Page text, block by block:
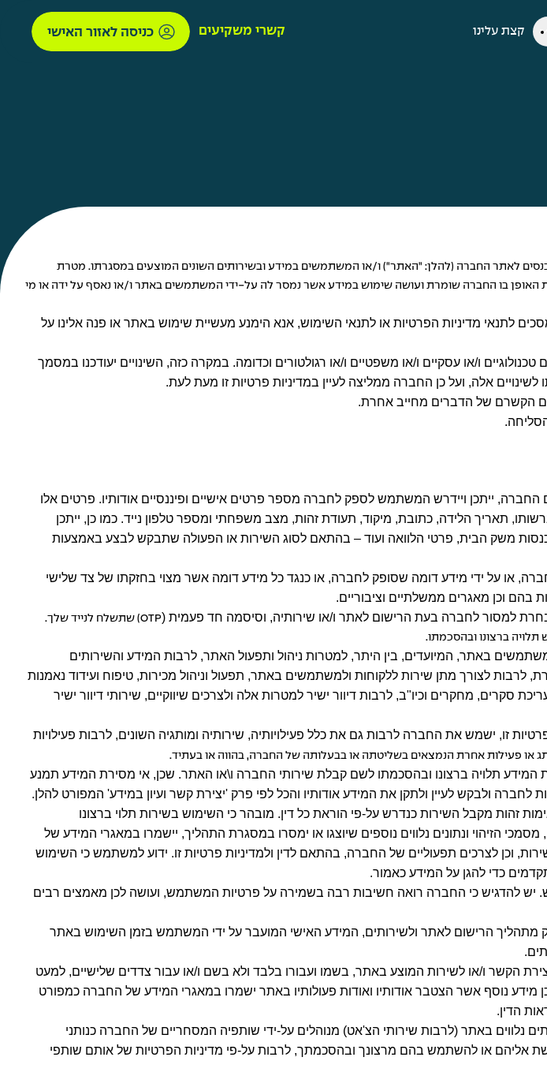
קצת עלינו קשרי משקיעים כניסה לאזור האישי
של המשתמשים הנכנסים לאתר החברה (להלן: "האתר") ו/או המשתמשים במידע ובשירותים השונים המוצעים במסגרתו. מטרת
האופן בו החברה שומרת ועושה שימוש במידע אשר נמסר לה על-ידי המשתמשים באתר ו/או נאסף על ידה או מי
לתנאי מדיניות הפרטיות או לתנאי השימוש, אנא הימנע מעשיית שימוש באתר או פנה אלינו על
ו/או עסקיים ו/או משפטיים ו/או רגולטורים וכדומה. במקרה כזה, השינויים יעודכנו במסמך
אלה, ועל כן החברה ממליצה לעיין במדיניות פרטיות זו מעת לעת.
ייתכן ויידרש המשתמש לספק לחברה מספר פרטים אישיים ופיננסיים אודותיו. פרטים אלו
תאריך הלידה, כתובת, מיקוד, תעודת זהות, מצב משפחתי ומספר טלפון נייד. כמו כן, ייתכן
משק הבית, פרטי הלוואה ועוד – בהתאם לסוג השירות או הפעולה שתבקש לבצע באמצעות
או על ידי מידע דומה שסופק לחברה, או כנגד כל מידע דומה אשר מצוי בחזקתו של צד שלישי
בהם וכן מאגרים ממשלתיים וציבוריים.
OTP) שתשלח לנייד שלך.
ברצונו ובהסכמתו.
באתר, המיועדים, בין היתר, למטרות ניהול ותפעול האתר, לרבות המידע והשירותים
לרבות לצורך מתן שירות ללקוחות ולמשתמשים באתר, תפעול וניהול מכירות, טיפוח ועידוד נאמנות
סקרים, מחקרים וכיו"ב, לרבות דיוור ישיר למטרות אלה ולצרכים שיווקיים, שירותי דיוור ישיר
זו, ישמש את החברה לרבות גם את כלל פעילויותיה, שירותיה ומותגיה השונים, לרבות פעילויות
או פעילות אחרת הנמצאים בשליטתה או בבעלותה של החברה, בהווה או בעתיד.
תלויה ברצונו ובהסכמתו לשם קבלת שירותי החברה ו\או האתר. שכן, אי מסירת המידע תמנע
ולבקש לעיין ולתקן את המידע אודותיו והכל לפי פרק 'יצירת קשר ועיון במידע' המפורט להלן.
מקבל השירות כנדרש על-פי הוראת כל דין. מובהר כי השימוש בשירות תלוי ברצונו
הזיהוי ונתונים נלווים נוספים שיוצגו או ימסרו במסגרת התהליך, יישמרו במאגרי המידע של
וכן לצרכים תפעוליים של החברה, בהתאם לדין ולמדיניות פרטיות זו. ידוע למשתמש כי השימוש
כדי להגן על המידע כאמור.
יש להדגיש כי החברה רואה חשיבות רבה בשמירה על פרטיות המשתמש, ועושה לכן מאמצים רבים
מתהליך הרישום לאתר ולשירותים, המידע האישי המועבר על ידי המשתמש בזמן השימוש באתר
הקשר ו/או לשירות המוצע באתר, בשמו ועבורו בלבד ולא בשם ו/או עבור צדדים שלישיים, למעט
נוסף אשר הצטבר אודותיו ואודות פעולותיו באתר ישמרו במאגרי המידע של החברה כמפורט
הדין.
נלווים באתר (לרבות שירותי הצ'אט) מנוהלים על-ידי שותפיה המסחריים של החברה כנותני
או להשתמש בהם מרצונך ובהסכמתך, לרבות על-פי מדיניות הפרטיות של אותם שותפי